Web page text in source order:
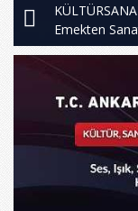
Emekten
Hizmet